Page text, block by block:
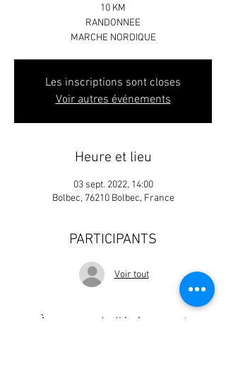
10 KM
RANDONNEE
MARCHE NORDIQUE
Les inscriptions sont closes
Voir autres événements
Heure et lieu
03 sept. 2022, 14:00
Bolbec, 76210 Bolbec, France
PARTICIPANTS
Voir tout
À propos de l'événement